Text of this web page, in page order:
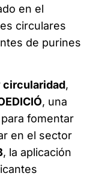
en el
circulares
de purines
circularidad,
, una
fomentar
en el sector
, la aplicación